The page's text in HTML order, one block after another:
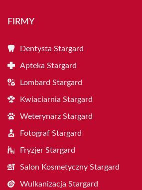
FIRMY
Dentysta Stargard
Apteka Stargard
Lombard Stargard
Kwiaciarnia Stargard
Weterynarz Stargard
Fotograf Stargard
Fryzjer Stargard
Salon Kosmetyczny Stargard
Wulkanizacja Stargard